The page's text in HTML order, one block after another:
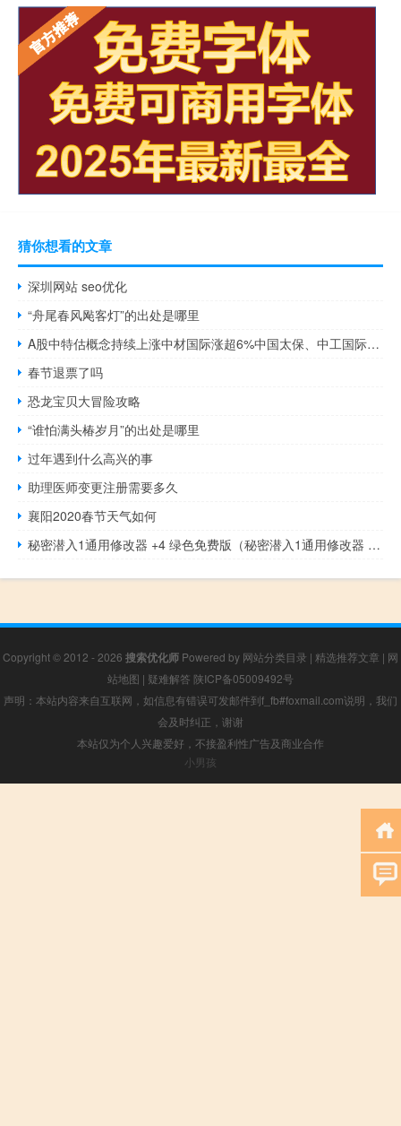
猜你想看的文章
深圳网站 seo优化
“舟尾春风飐客灯”的出处是哪里
A股中特估概念持续上涨中材国际涨超6%中国太保、中工国际、中国中铁、中国交建、中信银行等跟涨
春节退票了吗
恐龙宝贝大冒险攻略
“谁怕满头椿岁月”的出处是哪里
过年遇到什么高兴的事
助理医师变更注册需要多久
襄阳2020春节天气如何
秘密潜入1通用修改器 +4 绿色免费版（秘密潜入1通用修改器 +4 绿色免费版功能简介）
Copyright © 2012 - 2026 搜索优化师 Powered by 网站分类目录 | 精选推荐文章 | 网
站地图 | 疑难解答 陕ICP备05009492号
声明：本站内容来自互联网，如信息有错误可发邮件到f_fb#foxmail.com说明，我们
会及时纠正，谢谢
本站仅为个人兴趣爱好，不接盈利性广告及商业合作
小男孩